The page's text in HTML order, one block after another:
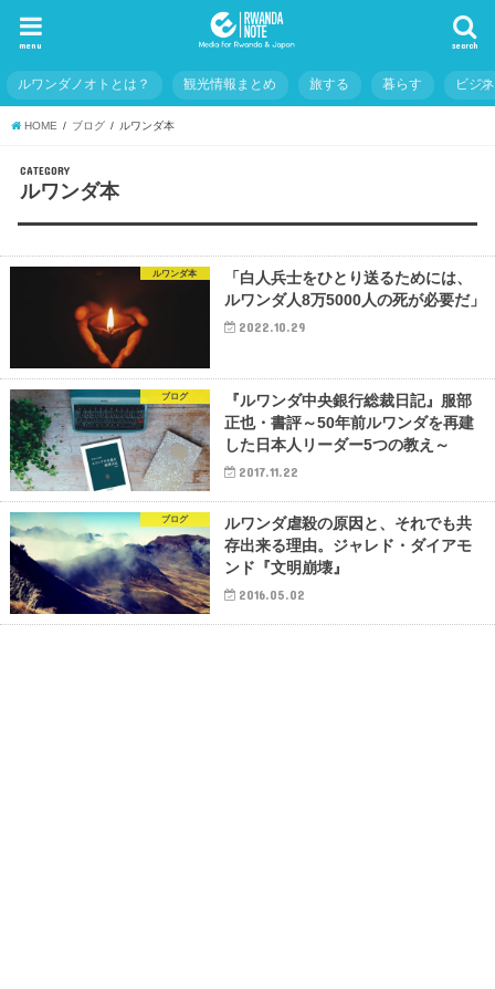
search
menu
ルワンダノオトとは？ 観光情報まとめ 旅する 暮らす ビジ
HOME ブログ ルワンダ本
CATEGORY
ルワンダ本
ルワンダ本
「白人兵士をひとり送るためには、
ルワンダ人8万5000人の死が必要だ」
2022.10.29
ブログ
『ルワンダ中央銀行総裁日記』服部
正也・書評～50年前ルワンダを再建
した日本人リーダー5つの教え～
2017.11.22
ブログ
ルワンダ虐殺の原因と、それでも共
存出来る理由。ジャレド・ダイアモ
ンド『文明崩壊』
2016.05.02